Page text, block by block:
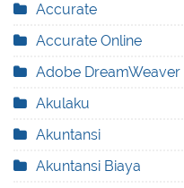
Accurate
Accurate Online
Adobe DreamWeaver
Akulaku
Akuntansi
Akuntansi Biaya